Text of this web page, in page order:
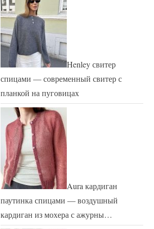
Henley свитер
спицами — современный свитер с
планкой на пуговицах
Aura кардиган
паутинка спицами — воздушный
кардиган из мохера с ажурны…